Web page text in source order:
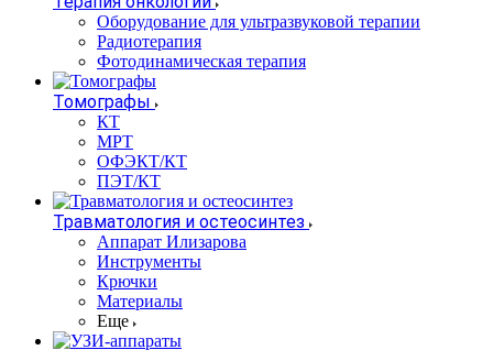
Оборудование для ультразвуковой терапии
Радиотерапия
Фотодинамическая терапия
Томографы
КТ
МРТ
ОФЭКТ/КТ
ПЭТ/КТ
Травматология и остеосинтез
Аппарат Илизарова
Инструменты
Крючки
Материалы
Еще